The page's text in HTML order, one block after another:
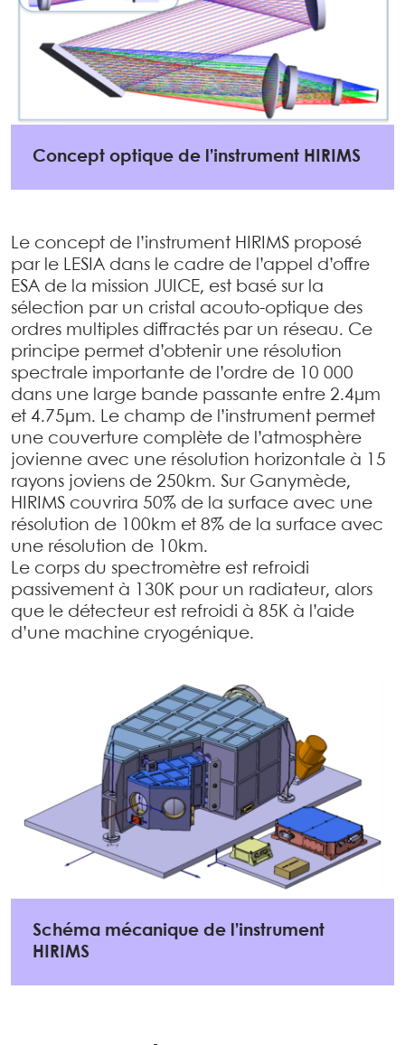
Concept optique de l’instrument HIRIMS
Le concept de l’instrument HIRIMS proposé
par le LESIA dans le cadre de l’appel d’offre
ESA de la mission JUICE, est basé sur la
sélection par un cristal acouto-optique des
ordres multiples diffractés par un réseau. Ce
principe permet d’obtenir une résolution
spectrale importante de l’ordre de 10 000
dans une large bande passante entre 2.4µm
et 4.75µm. Le champ de l’instrument permet
une couverture complète de l’atmosphère
jovienne avec une résolution horizontale à 15
rayons joviens de 250km. Sur Ganymède,
HIRIMS couvrira 50% de la surface avec une
résolution de 100km et 8% de la surface avec
une résolution de 10km.
Le corps du spectromètre est refroidi
passivement à 130K pour un radiateur, alors
que le détecteur est refroidi à 85K à l’aide
d’une machine cryogénique.
Schéma mécanique de l’instrument
HIRIMS